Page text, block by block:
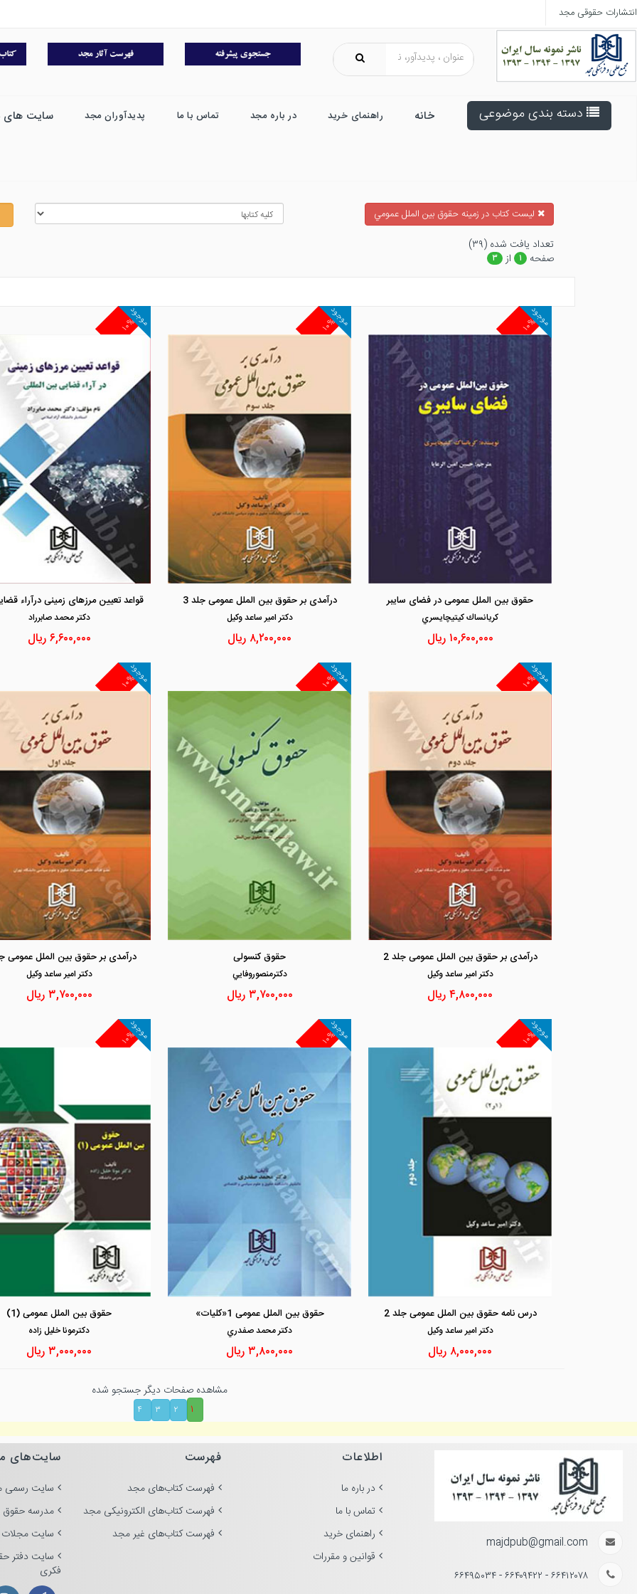
انتشارات حقوقی مجد
دسته بندی موضوعی خانه راهنمای خرید در باره مجد تماس با ما پدیدآوران مجد سایت های
ليست كتاب در زمينه حقوق بين الملل عمومي
تعداد يافت شده (۳۹)
صفحه
۱ از ۳
۱۰%
موجود
مشاهده و خرید
حقوق بین الملل عمومی در فضای سایبر
كريانساك كيتيچايسري
۱۰,۶۰۰,۰۰۰ ریال
۱۰%
موجود
درآمدی بر حقوق بین الملل عمومی جلد 3
دكتر امير ساعد وكيل
۸,۲۰۰,۰۰۰ ریال
۱۰%
موجود
دكتر محمد صابرراد
۶,۶۰۰,۰۰۰ریال
۱۰%
موجود
مشاهده و خرید
درآمدی بر حقوق بین الملل عمومی جلد 2
دكتر امير ساعد وكيل
۴,۸۰۰,۰۰۰ریال
۱۰%
موجود
مشاهده و خرید
حقوق کنسولی
دكترمنصوروفايي
۳,۷۰۰,۰۰۰ریال
۱۰%
موجود
درآمدی بر حقوق بین الملل عمومی
دكتر امير ساعد وكيل
۳,۷۰۰,۰۰۰ریال
۱۰%
موجود
درس نامه حقوق بین الملل عمومی جلد 2
دكتر امير ساعد وكيل
۸,۰۰۰,۰۰۰ ریال
۱۰%
موجود
مشاهده و خرید
حقوق بین الملل عمومی 1«کلیات»
دكتر محمد صفدري
۳,۸۰۰,۰۰۰ریال
۱۰%
موجود
حقوق بین الملل عمومی (1)
دكترمونا خليل زاده
۳,۰۰۰,۰۰۰ریال
مشاهده صفحات دیگر جستجو شده
۱
۲ ۳ ۴
majdpub@gmail.com
۶۶۴۱۲۰۷۸ - ۶۶۴۰۹۴۲۲ - ۶۶۴۹۵۰۳۴
اطلاعات
در باره ما
تماس با ما
راهنمای خرید
قوانین و مقررات
فهرست
فهرست کتاب‌های مجد
فهرست کتاب‌های الکترونیکی مجد
فهرست کتاب‌های غیر مجد
سایت‌های
سایت رسمی
مدرسه
سایت
سایت دفتر
فکری